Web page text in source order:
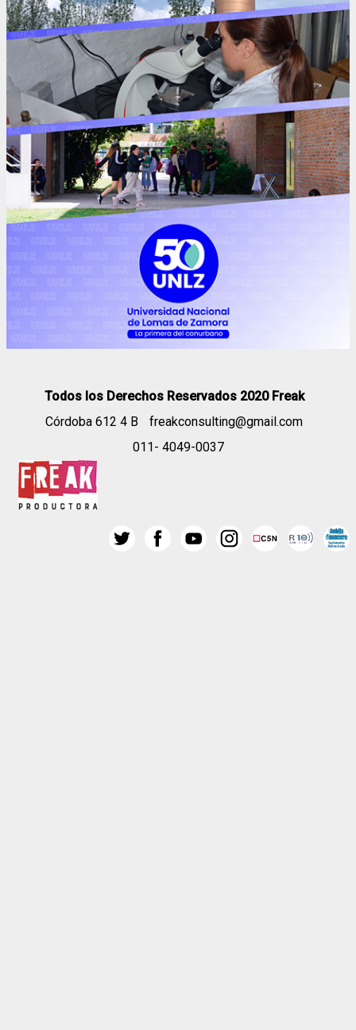
Todos los Derechos Reservados 2020 Freak
Córdoba 612 4 B
freakconsulting@gmail.com
011- 4049-0037